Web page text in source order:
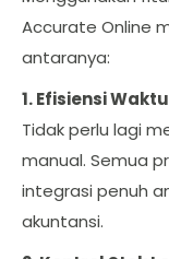
Accurate Online
antaranya:
1. Efisiensi
Tidak perlu lagi
manual. Semua
integrasi penuh
akuntansi.